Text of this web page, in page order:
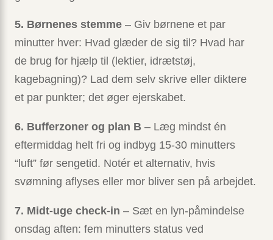
5. Børnenes stemme – Giv børnene et par
minutter hver: Hvad glæder de sig til? Hvad har
de brug for hjælp til (lektier, idrætstøj,
kagebagning)? Lad dem selv skrive eller diktere
et par punkter; det øger ejerskabet.
6. Bufferzoner og plan B – Læg mindst én
eftermiddag helt fri og indbyg 15-30 minutters
“luft” før sengetid. Notér et alternativ, hvis
svømning aflyses eller mor bliver sen på arbejdet.
7. Midt-uge check-in – Sæt en lyn-påmindelse
onsdag aften: fem minutters status ved